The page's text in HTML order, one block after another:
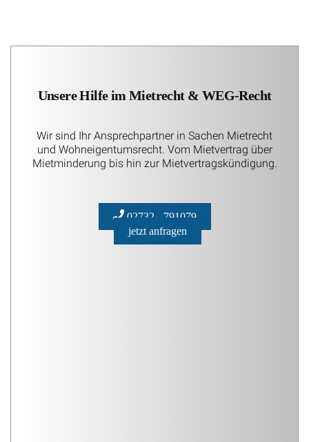
Unsere Hilfe im Mietrecht & WEG-Recht
Wir sind Ihr Ansprechpartner in Sachen Mietrecht
und Wohneigentumsrecht. Vom Mietvertrag über
Mietminderung bis hin zur Mietvertragskündigung.
02732 - 791079
jetzt anfragen